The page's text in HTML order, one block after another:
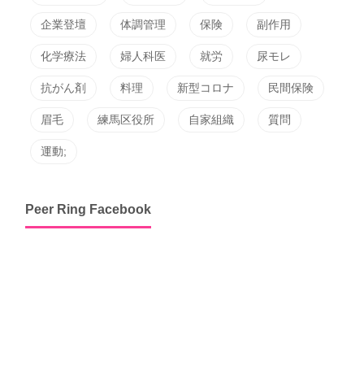
企業登壇 体調管理 保険 副作用
化学療法 婦人科医 就労 尿モレ
抗がん剤 料理 新型コロナ 民間保険
眉毛 練馬区役所 自家組織 質問
運動;
Peer Ring Facebook